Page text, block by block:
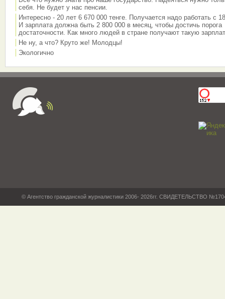
себя. Не будет у нас пенсии.
Интересно - 20 лет 6 670 000 тенге. Получается надо работать с
И зарплата должна быть 2 800 000 в месяц, чтобы достичь порога
достаточности. Как много людей в стране получают такую
Не ну, а что? Круто же! Молодцы!
Экологично
© Агентство гражданской журналистики 2006- 2026гг. СВИДЕТЕЛЬСТВО